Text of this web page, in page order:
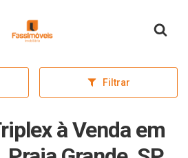
Página inicial
Filtrar
à Venda em